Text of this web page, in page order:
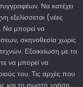
Να κατέχει
εξελίσσεται (νέες
Να μπορεί να
σκηνοθεσία χωρίς
Εξοικείωση με τα
να μπορεί να
του. Τις αρχές που
και τη σωστή χρήση